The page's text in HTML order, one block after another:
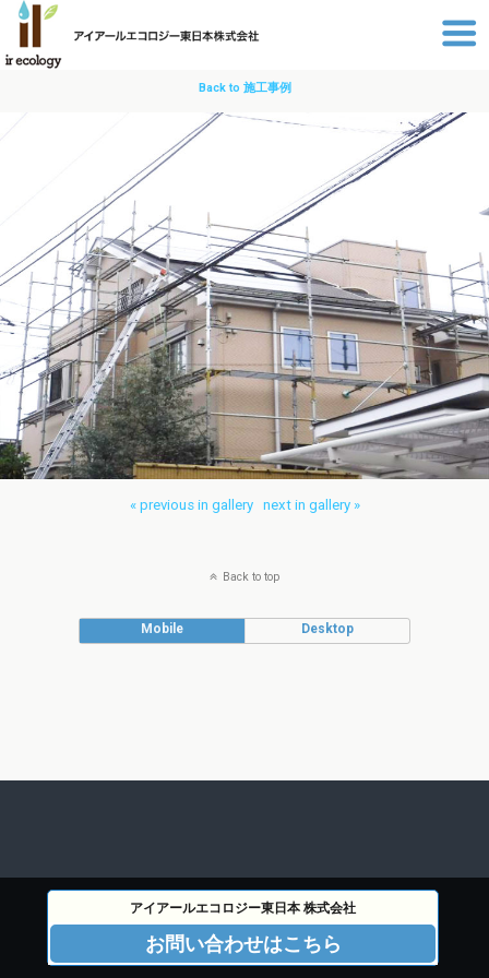
Back to 施工事例
« previous in gallery next in gallery »
Back to top
Mobile Desktop
アイアールエコロジー東日本 株式会社
お問い合わせはこちら